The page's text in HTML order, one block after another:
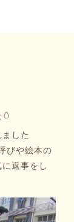
した
びや絵本の
返事をし